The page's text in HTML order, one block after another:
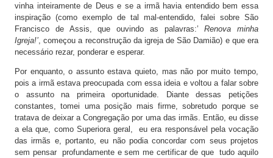
vinha inteiramente de Deus e se a irmã havia entendido bem essa
inspiração (como exemplo de tal mal-entendido, falei sobre São
Francisco de Assis, que ouvindo as palavras:’Renova minha
Igreja!’, começou a reconstrução da igreja de São Damião) e que era
necessário rezar, ponderar e esperar.
Por enquanto, o assunto estava quieto, mas não por muito tempo,
pois a irmã estava preocupada com essa ideia e voltou a falar sobre
o assunto na primeira oportunidade. Diante dessas petições
constantes, tomei uma posição mais firme, sobretudo porque se
tratava de deixar a Congregação por uma das irmãs. Então, eu disse
a ela que, como Superiora geral, eu era responsável pela vocação
das irmãs e, portanto, eu não podia concordar com seus projetos
sem pensar profundamente e sem me certificar de que tudo aquilo